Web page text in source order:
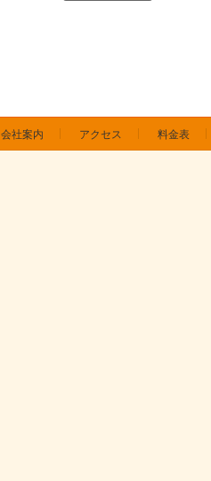
会社案内 アクセス 料金表